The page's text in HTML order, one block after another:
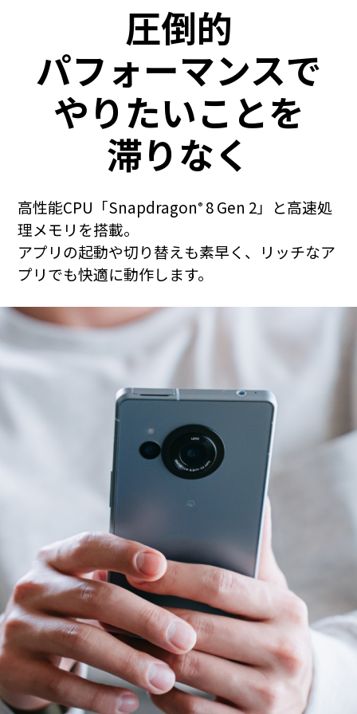
AQUOSをもっと知る
スペシャル
圧倒的
パフォーマンスで
やりたいことを
滞りなく
高性能CPU「Snapdragon® 8 Gen 2」と高速処
理メモリを搭載。
アプリの起動や切り替えも素早く、リッチなア
プリでも快適に動作します。